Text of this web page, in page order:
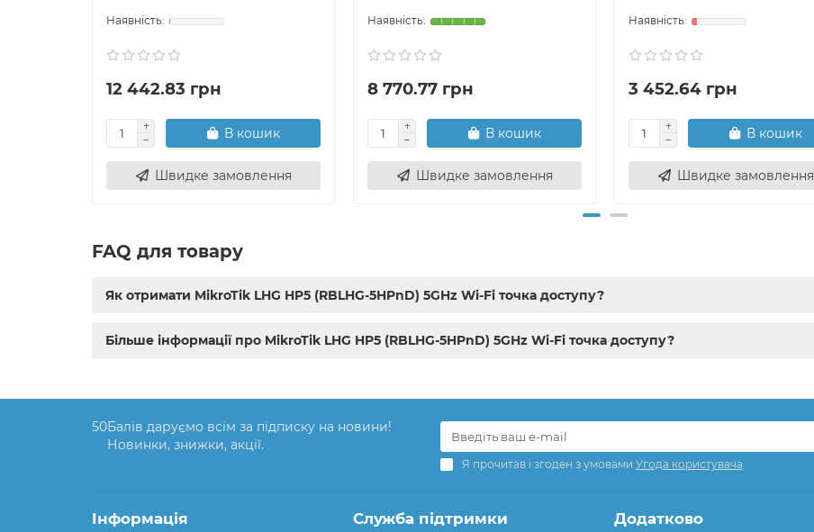
12 442.83 грн
В кошик
Швидке замовлення
8 770.77 грн
В кошик
Швидке замовлення
3 452.64 грн
В кошик
Швидке замовлення
FAQ для товару
Як отримати MikroTik LHG HP5 (RBLHG-5HPnD) 5GHz Wi-Fi точка доступу?
Більше інформації про MikroTik LHG HP5 (RBLHG-5HPnD) 5GHz Wi-Fi точка доступу?
50Балів даруємо всім за підписку на новини!
Новинки, знижки, акції.
Я прочитав і згоден з умовами Угода користувача
Інформація Служба підтримки Додатково